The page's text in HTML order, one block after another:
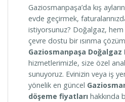
Gaziosmanpaşa’da kış
evde geçirmek,
istiyorsunuz? Doğalgaz,
çevre dostu bir ısınma
Gaziosmanpaşa Doğalgaz
hizmetlerimizle, size özel
sunuyoruz. Evinizin veya iş
yönelik en güncel
döşeme fiyatları hakkında